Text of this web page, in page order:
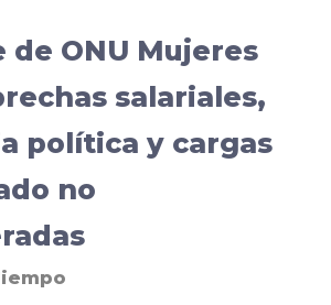
ONU Mujeres
salariales,
política y cargas
no